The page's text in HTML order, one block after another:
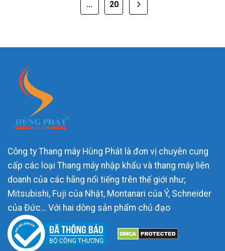
…
20
Công ty Thang máy Hùng Phát là đơn vị chuyên cung
cấp các loại Thang máy nhập khẩu và thang máy liên
doanh của các hãng nổi tiếng trên thế giới như;
Mitsubishi, Fuji của Nhật, Montanari của Ý, Schneider
của Đức… Với hai dòng sản phẩm chủ đạo